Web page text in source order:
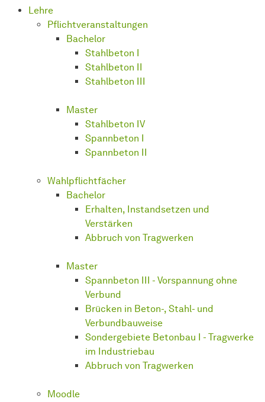
Lehre
Pflichtveranstaltungen
Bachelor
Stahlbeton I
Stahlbeton II
Stahlbeton III
Master
Stahlbeton IV
Spannbeton I
Spannbeton II
Wahlpflichtfächer
Bachelor
Erhalten, Instandsetzen und
Verstärken
Abbruch von Tragwerken
Master
Spannbeton III - Vorspannung ohne
Verbund
Brücken in Beton-, Stahl- und
Verbundbauweise
Sondergebiete Betonbau I - Tragwerke
im Industriebau
Abbruch von Tragwerken
Moodle